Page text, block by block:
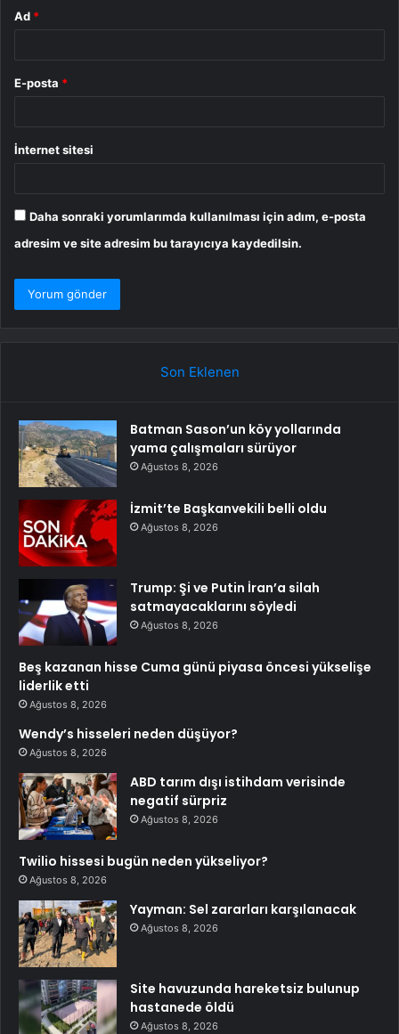
Ad *
E-posta *
İnternet sitesi
Daha sonraki yorumlarımda kullanılması için adım, e-posta
adresim ve site adresim bu tarayıcıya kaydedilsin.
Son Eklenen
Batman Sason’un köy yollarında
yama çalışmaları sürüyor
Ağustos 8, 2026
İzmit’te Başkanvekili belli oldu
Ağustos 8, 2026
Trump: Şi ve Putin İran’a silah
satmayacaklarını söyledi
Ağustos 8, 2026
Beş kazanan hisse Cuma günü piyasa öncesi yükselişe
liderlik etti
Ağustos 8, 2026
Wendy’s hisseleri neden düşüyor?
Ağustos 8, 2026
ABD tarım dışı istihdam verisinde
negatif sürpriz
Ağustos 8, 2026
Twilio hissesi bugün neden yükseliyor?
Ağustos 8, 2026
Yayman: Sel zararları karşılanacak
Ağustos 8, 2026
Site havuzunda hareketsiz bulunup
hastanede öldü
Ağustos 8, 2026